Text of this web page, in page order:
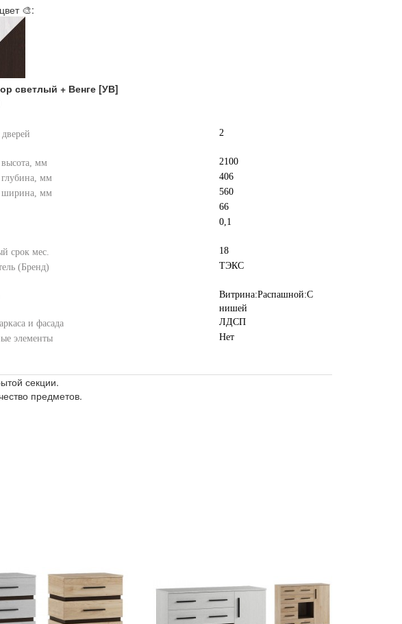
🎨:
светлый + Венге [УВ]
2
высота, мм
2100
глубина, мм
406
ширина, мм
560
66
0,1
срок мес.
18
(Бренд)
ТЭКС
Витрина:Распашной:С
нишей
и фасада
ЛДСП
элементы
Нет
секции.
предметов.